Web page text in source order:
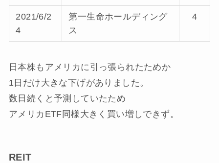
2021/6/2
4
第一生命ホールディング
ス
4
日本株もアメリカに引っ張られたためか
1日だけ大きな下げがありました。
数日続くと予測していたため
アメリカETF同様大きく買い増しできず。
REIT